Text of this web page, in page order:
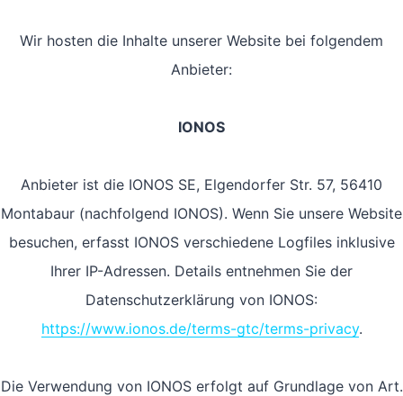
Wir hosten die Inhalte unserer Website bei folgendem
Anbieter:
IONOS
Anbieter ist die IONOS SE, Elgendorfer Str. 57, 56410
Montabaur (nachfolgend IONOS). Wenn Sie unsere Website
besuchen, erfasst IONOS verschiedene Logfiles inklusive
Ihrer IP-Adressen. Details entnehmen Sie der
Datenschutzerklärung von IONOS:
https://www.ionos.de/terms-gtc/terms-privacy.
Die Verwendung von IONOS erfolgt auf Grundlage von Art.